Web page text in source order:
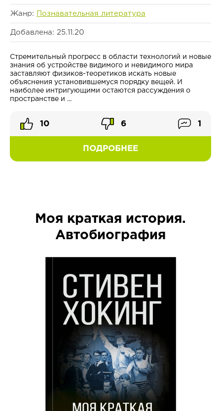
Жанр: Познавательная литература
Добавлена: 25.11.20
Стремительный прогресс в области технологий и новые
знания об устройстве видимого и невидимого мира
заставляют физиков-теоретиков искать новые
объяснения установившемуся порядку вещей. И
наиболее интригующими остаются рассуждения о
пространстве и ...
ПОДРОБНЕЕ
10 6 1
Моя краткая история.
Автобиография